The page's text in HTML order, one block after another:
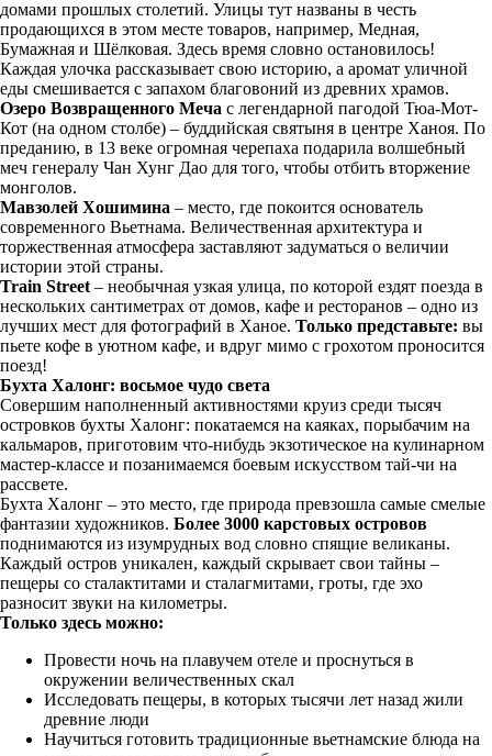
домами прошлых столетий. Улицы тут названы в честь
продающихся в этом месте товаров, например, Медная,
Бумажная и Шёлковая. Здесь время словно остановилось!
Каждая улочка рассказывает свою историю, а аромат уличной
еды смешивается с запахом благовоний из древних храмов.
Озеро Возвращенного Меча с легендарной пагодой Тюа-Мот-
Кот (на одном столбе) – буддийская святыня в центре Ханоя. По
преданию, в 13 веке огромная черепаха подарила волшебный
меч генералу Чан Хунг Дао для того, чтобы отбить вторжение
монголов.
Мавзолей Хошимина – место, где покоится основатель
современного Вьетнама. Величественная архитектура и
торжественная атмосфера заставляют задуматься о величии
истории этой страны.
Train Street – необычная узкая улица, по которой ездят поезда в
нескольких сантиметрах от домов, кафе и ресторанов – одно из
лучших мест для фотографий в Ханое. Только представьте: вы
пьете кофе в уютном кафе, и вдруг мимо с грохотом проносится
поезд!
Бухта Халонг: восьмое чудо света
Совершим наполненный активностями круиз среди тысяч
островков бухты Халонг: покатаемся на каяках, порыбачим на
кальмаров, приготовим что-нибудь экзотическое на кулинарном
мастер-классе и позанимаемся боевым искусством тай-чи на
рассвете.
Бухта Халонг – это место, где природа превзошла самые смелые
фантазии художников. Более 3000 карстовых островов
поднимаются из изумрудных вод словно спящие великаны.
Каждый остров уникален, каждый скрывает свои тайны –
пещеры со сталактитами и сталагмитами, гроты, где эхо
разносит звуки на километры.
Только здесь можно:
Провести ночь на плавучем отеле и проснуться в
окружении величественных скал
Исследовать пещеры, в которых тысячи лет назад жили
древние люди
Научиться готовить традиционные вьетнамские блюда на